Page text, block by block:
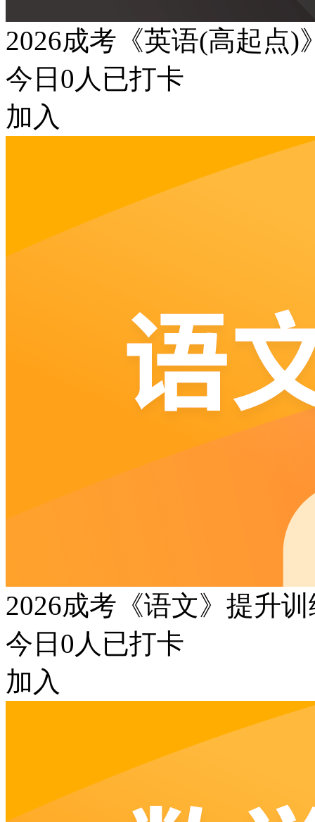
2026成考《英语(高起点)
今日 0 人已打卡
加入
2026成考《语文》提升
今日 0 人已打卡
加入